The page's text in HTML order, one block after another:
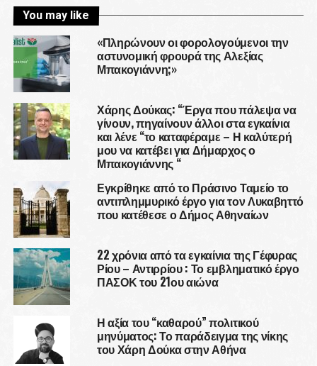
You may like
«Πληρώνουν οι φορολογούμενοι την
αστυνομική φρουρά της Αλεξίας
Μπακογιάννη;»
Χάρης Δούκας: “Έργα που πάλεψα να
γίνουν, πηγαίνουν άλλοι στα εγκαίνια
και λένε “το καταφέραμε – Η καλύτερή
μου να κατέβει για Δήμαρχος ο
Μπακογιάννης “
Εγκρίθηκε από το Πράσινο Ταμείο το
αντιπλημμυρικό έργο για τον Λυκαβηττό
που κατέθεσε ο Δήμος Αθηναίων
22 χρόνια από τα εγκαίνια της Γέφυρας
Ρίου – Αντιρρίου : Το εμβληματικό έργο
ΠΑΣΟΚ του 21ου αιώνα
Η αξία του “καθαρού” πολιτικού
μηνύματος: Το παράδειγμα της νίκης
του Χάρη Δούκα στην Αθήνα